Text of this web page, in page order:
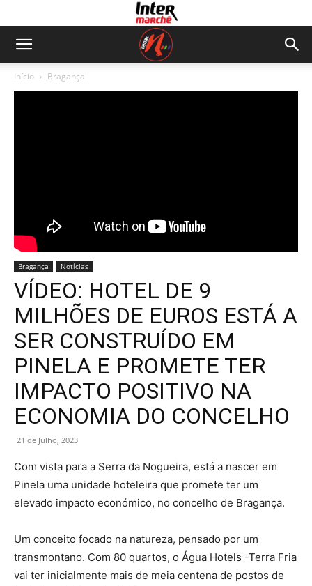
Início Bragança
Bragança Notícias
VÍDEO: HOTEL DE 9
MILHÕES DE EUROS ESTÁ A
SER CONSTRUÍDO EM
PINELA E PROMETE TER
IMPACTO POSITIVO NA
ECONOMIA DO CONCELHO
21 de Julho, 2023
Com vista para a Serra da Nogueira, está a nascer em
Pinela uma unidade hoteleira que promete ter um
elevado impacto económico, no concelho de Bragança.
Um conceito focado na natureza, pensado por um
transmontano. Com 80 quartos, o Água Hotels -Terra Fria
vai ter inicialmente mais de meia centena de postos de